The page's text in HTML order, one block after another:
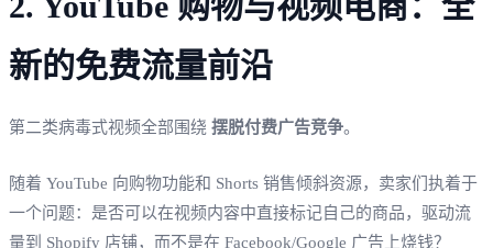
新的免费流量前沿
第二类病毒式视频全部围绕 摆脱付费广告竞争。
随着 YouTube 向购物功能和 Shorts 销售倾斜资源，卖家们执着于
一个问题：是否可以在视频内容中直接标记自己的商品，驱动流
量到 Shopify 店铺，而不是在 Facebook/Google 广告上烧钱？